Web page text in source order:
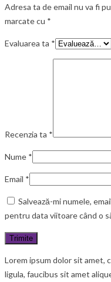
Adresa ta de email nu va fi
marcate cu *
Evaluarea ta *
Recenzia ta *
Nume *
Email *
Salvează-mi numele,
pentru data viitoare când o
Lorem ipsum dolor sit amet,
ligula, faucibus sit amet